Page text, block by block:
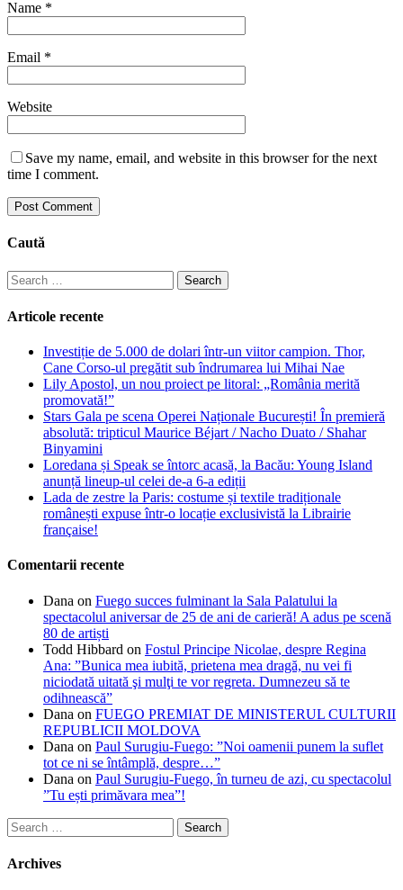
Name *
Email *
Website
Save my name, email, and website in this browser for the next
time I comment.
Caută
Search
for:
Articole recente
Investiție de 5.000 de dolari într-un viitor campion. Thor,
Cane Corso-ul pregătit sub îndrumarea lui Mihai Nae
Lily Apostol, un nou proiect pe litoral: „România merită
promovată!”
Stars Gala pe scena Operei Naționale București! În premieră
absolută: tripticul Maurice Béjart / Nacho Duato / Shahar
Binyamini
Loredana și Speak se întorc acasă, la Bacău: Young Island
anunță lineup-ul celei de-a 6-a ediții
Lada de zestre la Paris: costume și textile tradiționale
românești expuse într-o locație exclusivistă la Librairie
française!
Comentarii recente
Dana on Fuego succes fulminant la Sala Palatului la
spectacolul aniversar de 25 de ani de carieră! A adus pe scenă
80 de artiști
Todd Hibbard on Fostul Principe Nicolae, despre Regina
Ana: ”Bunica mea iubită, prietena mea dragă, nu vei fi
niciodată uitată şi mulţi te vor regreta. Dumnezeu să te
odihnească”
Dana on FUEGO PREMIAT DE MINISTERUL CULTURII
REPUBLICII MOLDOVA
Dana on Paul Surugiu-Fuego: ”Noi oamenii punem la suflet
tot ce ni se întâmplă, despre…”
Dana on Paul Surugiu-Fuego, în turneu de azi, cu spectacolul
”Tu ești primăvara mea”!
Search
for:
Archives